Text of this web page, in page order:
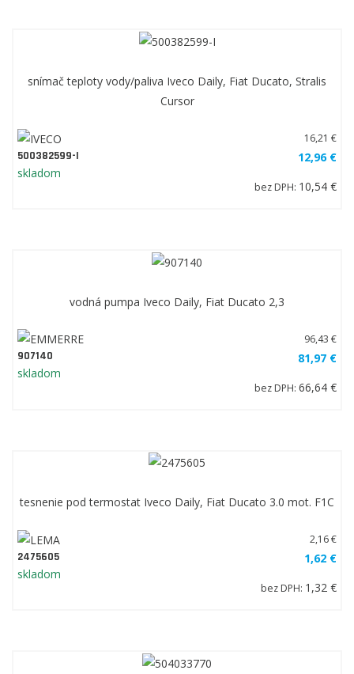
snímač teploty vody/paliva Iveco Daily, Fiat Ducato, Stralis
Cursor
500382599-I
skladom
16,21 €
12,96 €
bez DPH: 10,54 €
vodná pumpa Iveco Daily, Fiat Ducato 2,3
907140
skladom
96,43 €
81,97 €
bez DPH: 66,64 €
tesnenie pod termostat Iveco Daily, Fiat Ducato 3.0 mot. F1C
2475605
skladom
2,16 €
1,62 €
bez DPH: 1,32 €